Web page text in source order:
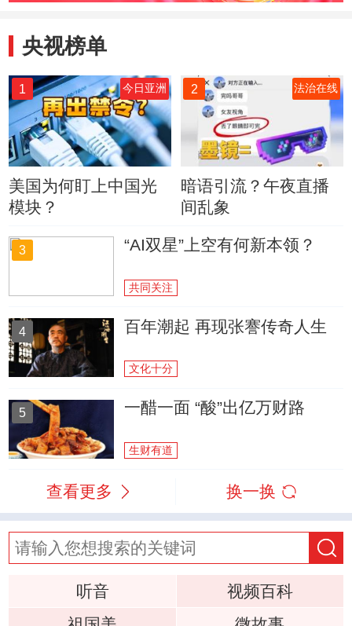
央视榜单
1 今日亚洲
美国为何盯上中国光
模块？
2 法治在线
暗语引流？午夜直播
间乱象
3 “AI双星”上空有何新本领？
共同关注
4 百年潮起 再现张謇传奇人生
文化十分
5 一醋一面 “酸”出亿万财路
生财有道
查看更多 换一换
听音
视频百科